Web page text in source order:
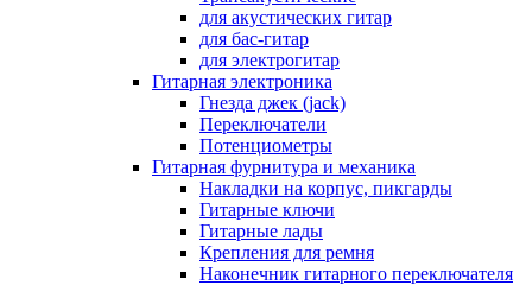
для акустических гитар
для бас-гитар
для электрогитар
Гитарная электроника
Гнезда джек (jack)
Переключатели
Потенциометры
Гитарная фурнитура и механика
Накладки на корпус, пикгарды
Гитарные ключи
Гитарные лады
Крепления для ремня
Наконечник гитарного переключателя